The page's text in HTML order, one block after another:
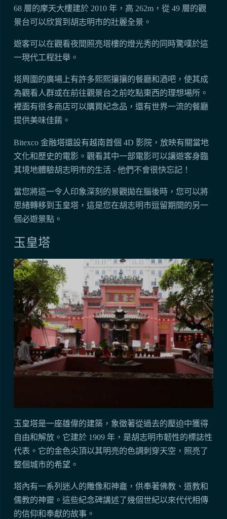
68 層的摩天大樓建於 2010 年，高 262m，從 49 層的觀
景台可以欣賞到胡志明市的壯麗全景。
遊客可以在觀看夜間照亮塔樓的燈光秀的同時驚嘆於這
一現代工程壯舉。
塔周圍的廣場上有許多熙熙攘攘的餐廳和酒吧，使其成
為觀看人群或在前往觀景台之前吃點東西的理想場所。
裡面有很多商店可以購買紀念品，還有世界一流的餐廳
提供美味佳餚。
Bitexco 金融塔還設有越南首個 4D 影院，放映有關當地
文化和歷史的電影。觀看其中一部電影可以讓遊客身臨
其境地體驗胡志明市的生活 - 他們不會很快忘記！
當您將這一令人印象深刻的景觀拋在腦後時，您可以將
思緒轉移到玉皇塔，這是您在胡志明市逗留期間的另一
個必遊景點。
玉皇塔
玉皇塔是一座雄偉的建築，象徵著從過去的壓迫中獲得
自由和解放。它建於 1909 年，是胡志明市韌性的標誌性
代表。它的金色尖頂以其明亮的色調刺穿天空，照亮了
整個城市的希望。
塔內有一系列迷人的雕像和神龕，供奉著佛教、道教和
儒教的神靈。這些紀念碑講述了幾個世紀以來代代相傳
的信仰和奉獻的故事。